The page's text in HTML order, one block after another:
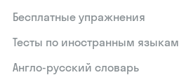
Бесплатные упражнения
Тесты по иностранным языкам
Англо-русский словарь